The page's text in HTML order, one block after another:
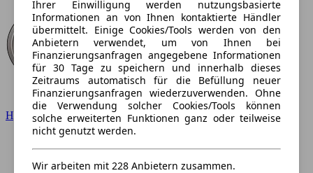
Hyundai
Ihrer Einwilligung werden nutzungsbasierte
Informationen an von Ihnen kontaktierte Händler
übermittelt. Einige Cookies/Tools werden von den
Anbietern verwendet, um von Ihnen bei
Finanzierungsanfragen angegebene Informationen
für 30 Tage zu speichern und innerhalb dieses
Zeitraums automatisch für die Befüllung neuer
Finanzierungsanfragen wiederzuverwenden. Ohne
die Verwendung solcher Cookies/Tools können
solche erweiterten Funktionen ganz oder teilweise
nicht genutzt werden.
Wir arbeiten mit 228 Anbietern zusammen.